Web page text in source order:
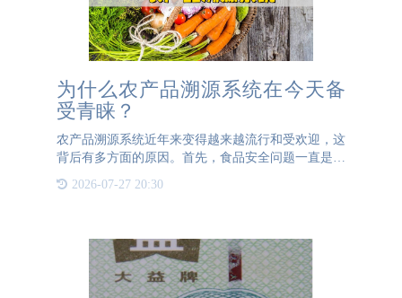
为什么农产品溯源系统在今天备
受青睐？
农产品溯源系统近年来变得越来越流行和受欢迎，这
背后有多方面的原因。首先，食品安全问题一直是社
会关注的热点。随着经济的发展和生活水平的提高，
消费者对食品安全和质量的要求也在不断提升。农产
2026-07-27 20:30